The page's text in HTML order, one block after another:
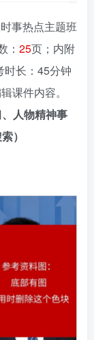
事热点主题班
： 25页；内附
时长：45分钟
课件内容。
人物精神事
）